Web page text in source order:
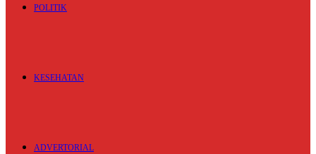
POLITIK
KESEHATAN
ADVERTORIAL